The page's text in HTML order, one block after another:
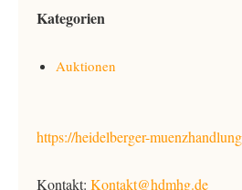
Kategorien
Auktionen
https://heidelberger-
Kontakt: Kontakt@hdmhg.de